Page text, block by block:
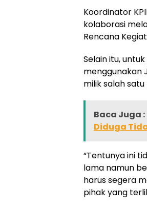
Koordinator
kolaborasi
Rencana
Selain itu,
menggunakan
milik salah
Baca Juga :
Diduga
“Tentunya ini
lama namun
harus segera
pihak yang